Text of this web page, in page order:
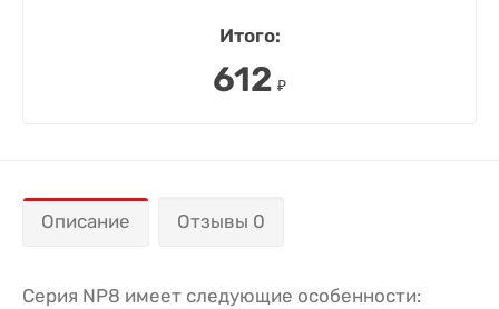
Итого:
612 ₽
Описание Отзывы 0
Серия NP8 имеет следующие особенности: